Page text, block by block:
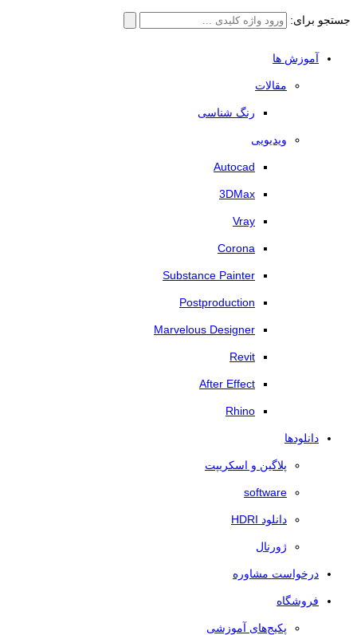
جستجو برای:
آموزش ها
مقالات
رنگ شناسی
ویدیویی
Autocad
3DMax
Vray
Corona
Substance Painter
Postproduction
Marvelous Designer
Revit
After Effect
Rhino
دانلودها
پلاگین و اسکریپت
software
دانلود HDRI
ژورنال
درخواست مشاوره
فروشگاه
پکیج‌های آموزشی